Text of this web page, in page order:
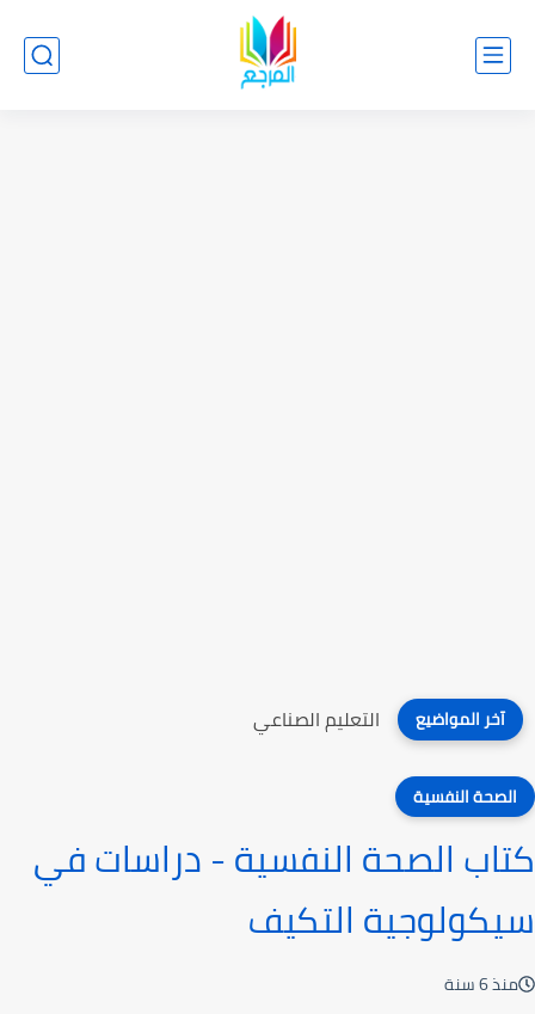
آخر المواضيع التعليم الصناعي
الصحة النفسية
كتاب الصحة النفسية - دراسات في
سيكولوجية التكيف
منذ 6 سنة